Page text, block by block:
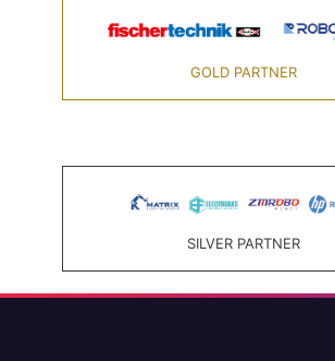
GOLD PARTNER
SILVER PARTNER